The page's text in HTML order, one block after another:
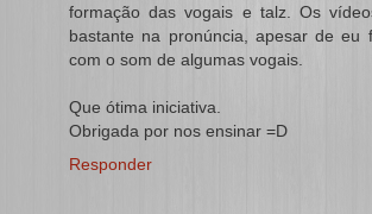
formação das vogais e talz. Os
bastante na pronúncia, apesar de eu
com o som de algumas vogais.
Que ótima iniciativa.
Obrigada por nos ensinar =D
Responder